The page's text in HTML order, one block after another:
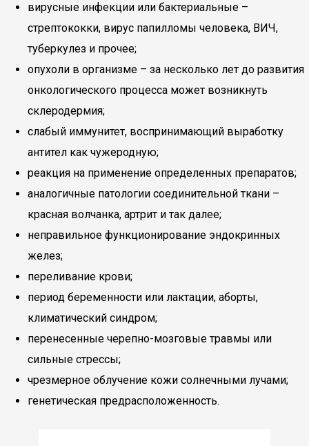
вирусные инфекции или бактериальные –
стрептококки, вирус папилломы человека, ВИЧ,
туберкулез и прочее;
опухоли в организме – за несколько лет до развития
онкологического процесса может возникнуть
склеродермия;
слабый иммунитет, воспринимающий выработку
антител как чужеродную;
реакция на применение определенных препаратов;
аналогичные патологии соединительной ткани –
красная волчанка, артрит и так далее;
неправильное функционирование эндокринных
желез;
переливание крови;
период беременности или лактации, аборты,
климатический синдром;
перенесенные черепно-мозговые травмы или
сильные стрессы;
чрезмерное облучение кожи солнечными лучами;
генетическая предрасположенность.